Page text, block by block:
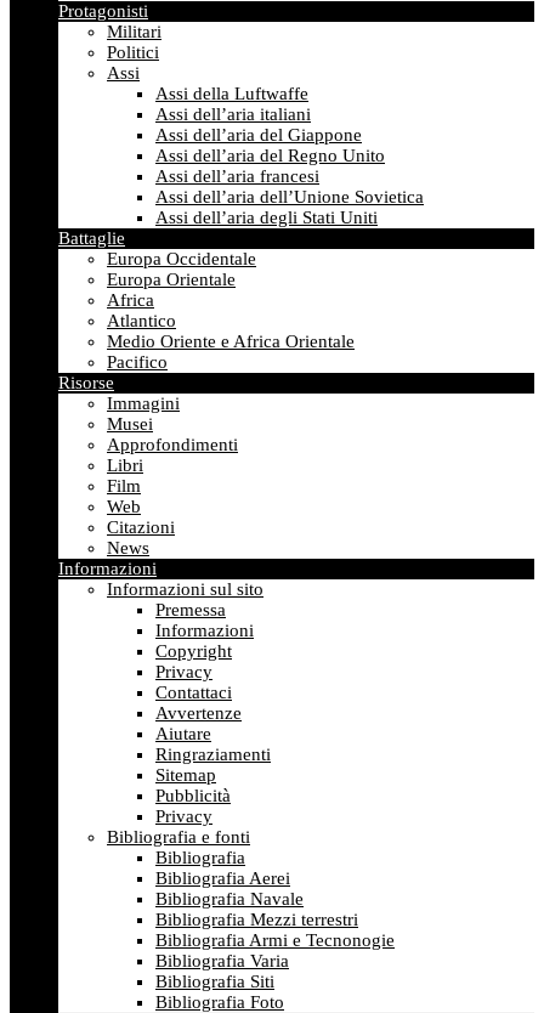
Protagonisti
Militari
Politici
Assi
Assi della Luftwaffe
Assi dell’aria italiani
Assi dell’aria del Giappone
Assi dell’aria del Regno Unito
Assi dell’aria francesi
Assi dell’aria dell’Unione Sovietica
Assi dell’aria degli Stati Uniti
Battaglie
Europa Occidentale
Europa Orientale
Africa
Atlantico
Medio Oriente e Africa Orientale
Pacifico
Risorse
Immagini
Musei
Approfondimenti
Libri
Film
Web
Citazioni
News
Informazioni
Informazioni sul sito
Premessa
Informazioni
Copyright
Privacy
Contattaci
Avvertenze
Aiutare
Ringraziamenti
Sitemap
Pubblicità
Privacy
Bibliografia e fonti
Bibliografia
Bibliografia Aerei
Bibliografia Navale
Bibliografia Mezzi terrestri
Bibliografia Armi e Tecnonogie
Bibliografia Varia
Bibliografia Siti
Bibliografia Foto